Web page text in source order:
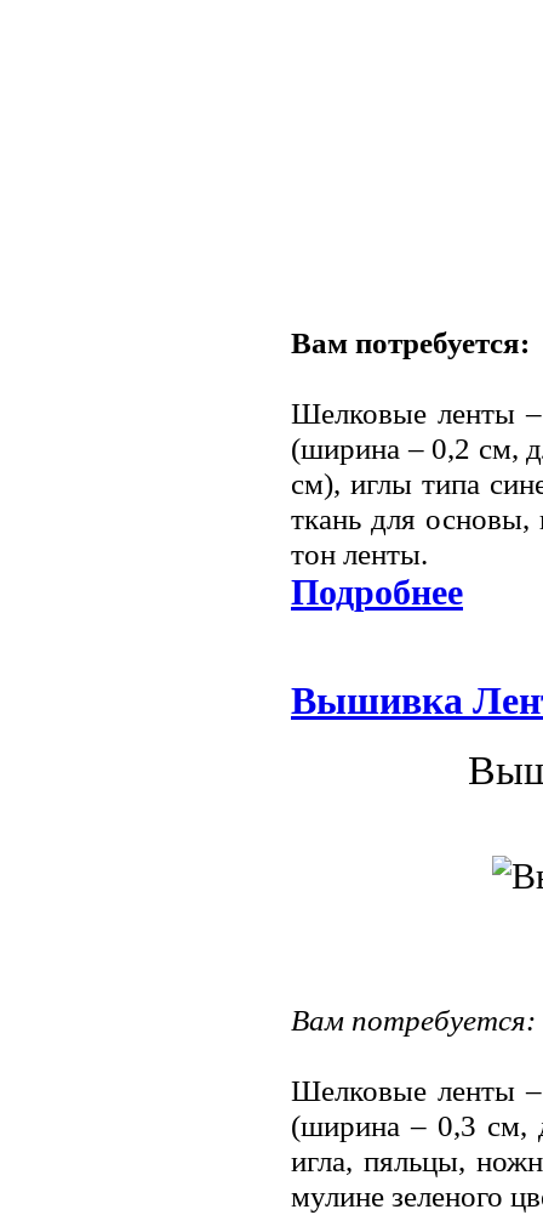
Вам потребуется:
Шелковые ленты
(ширина – 0,2 см,
см), иглы типа
ткань для основы,
тон ленты.
Подробнее
Вышивка
Вам потребуется:
Шелковые ленты
(ширина – 0,3 см,
игла, пяльцы,
мулине зеленого